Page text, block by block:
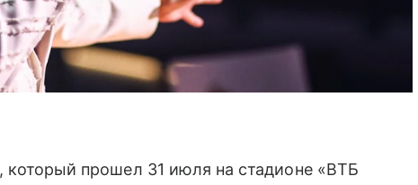
, который прошел 31 июля на стадионе «ВТБ